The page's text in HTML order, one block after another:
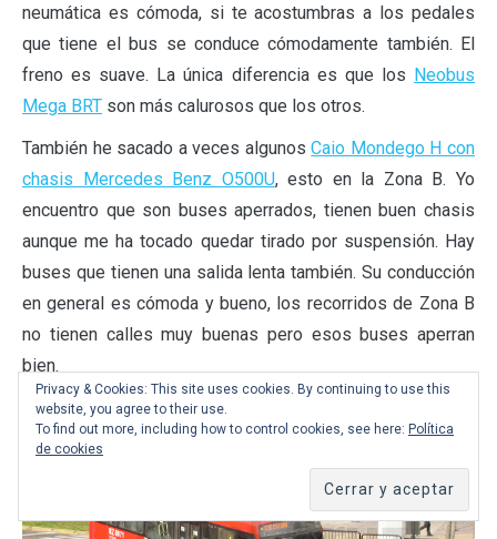
neumática es cómoda, si te acostumbras a los pedales
que tiene el bus se conduce cómodamente también. El
freno es suave. La única diferencia es que los Neobus
Mega BRT son más calurosos que los otros.
También he sacado a veces algunosCaio Mondego H con
chasis Mercedes Benz O500U, esto en la Zona B. Yo
encuentro que son buses aperrados, tienen buen chasis
aunque me ha tocado quedar tirado por suspensión. Hay
buses que tienen una salida lenta también. Su conducción
en general es cómoda y bueno, los recorridos de Zona B
no tienen calles muy buenas pero esos buses aperran
bien.
Privacy & Cookies: This site uses cookies. By continuing to use this
website, you agree to their use.
To find out more, including how to control cookies, see here: Política
de cookies